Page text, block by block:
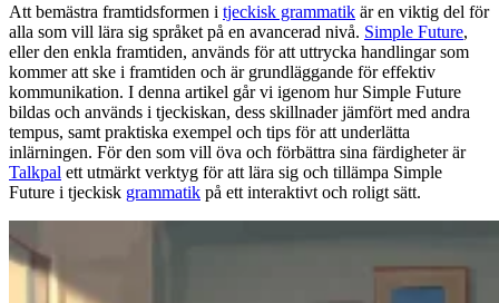
Att bemästra framtidsformen i tjeckisk grammatik är en viktig del för
alla som vill lära sig språket på en avancerad nivå. Simple Future,
eller den enkla framtiden, används för att uttrycka handlingar som
kommer att ske i framtiden och är grundläggande för effektiv
kommunikation. I denna artikel går vi igenom hur Simple Future
bildas och används i tjeckiskan, dess skillnader jämfört med andra
tempus, samt praktiska exempel och tips för att underlätta
inlärningen. För den som vill öva och förbättra sina färdigheter är
Talkpal ett utmärkt verktyg för att lära sig och tillämpa Simple
Future i tjeckisk grammatik på ett interaktivt och roligt sätt.